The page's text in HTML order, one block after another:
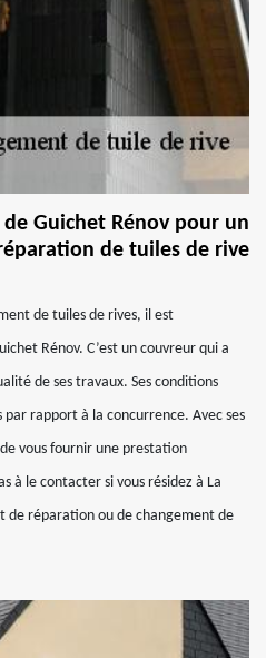
Guichet Rénov pour un
de tuiles de rive
de tuiles de rives, il est
Rénov. C’est un couvreur qui a
de ses travaux. Ses conditions
rapport à la concurrence. Avec ses
vous fournir une prestation
à le contacter si vous résidez à La
de réparation ou de changement de